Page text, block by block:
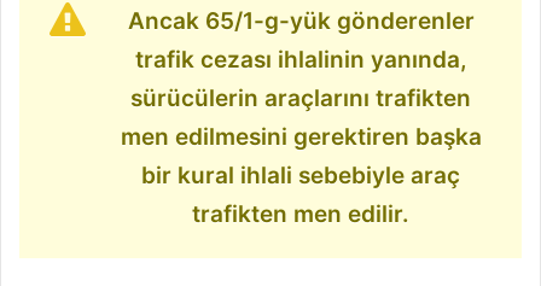
Ancak 65/1-g-yük gönderenler
trafik cezası ihlalinin yanında,
sürücülerin araçlarını trafikten
men edilmesini gerektiren başka
bir kural ihlali sebebiyle araç
trafikten men edilir.